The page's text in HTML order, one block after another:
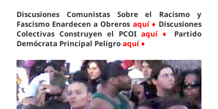
Discusiones Comunistas Sobre el Racismo y
Fascismo Enardecen a Obreros aquí ♦ Discusiones
Colectivas Construyen el PCOIaquí ♦
Partido
Demócrata Principal Peligroaquí ♦